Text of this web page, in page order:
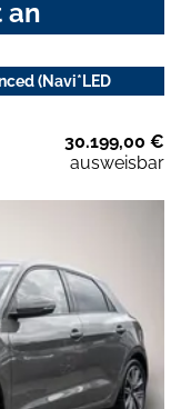
an
(Navi*LED
30.199,00 €
ausweisbar